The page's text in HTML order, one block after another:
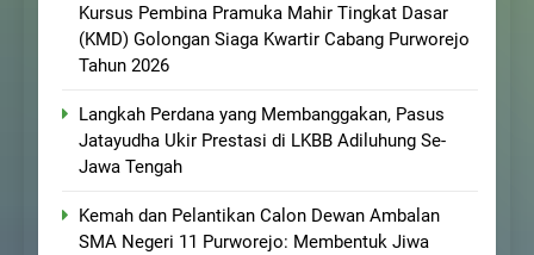
Kursus Pembina Pramuka Mahir Tingkat Dasar
(KMD) Golongan Siaga Kwartir Cabang Purworejo
Tahun 2026
Langkah Perdana yang Membanggakan, Pasus
Jatayudha Ukir Prestasi di LKBB Adiluhung Se-
Jawa Tengah
Kemah dan Pelantikan Calon Dewan Ambalan
SMA Negeri 11 Purworejo: Membentuk Jiwa